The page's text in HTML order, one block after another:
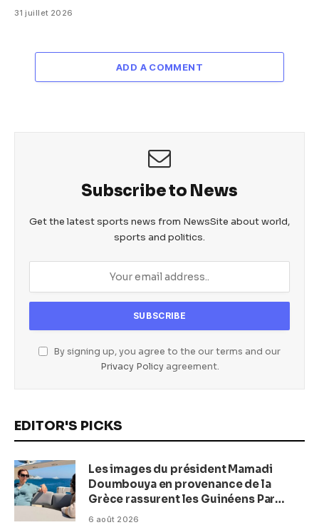
31 juillet 2026
ADD A COMMENT
Subscribe to News
Get the latest sports news from NewsSite about world,
sports and politics.
By signing up, you agree to the our terms and our
Privacy Policyagreement.
EDITOR'S PICKS
Les images du président Mamadi
Doumbouya en provenance de la
Grèce rassurent les Guinéens Par
(Macka Baldé)
6 août 2026